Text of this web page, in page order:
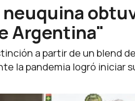
Argentina"
a partir de un blend
la pandemia logró iniciar